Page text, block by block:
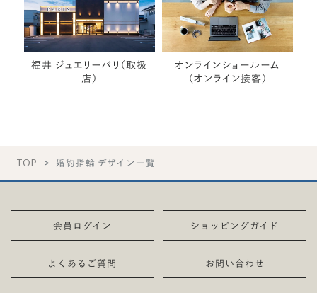
福井 ジュエリーパリ（取扱
店）
オンラインショールーム
（オンライン接客）
TOP 婚約指輪 デザイン一覧
会員ログイン ショッピングガイド
よくあるご質問 お問い合わせ